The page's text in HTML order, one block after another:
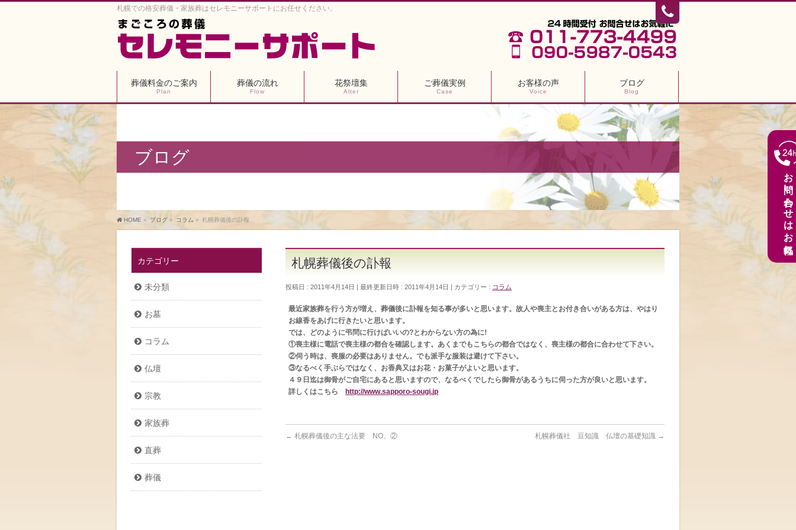
札幌での格安葬儀・家族葬はセレモニーサポートにお任せください。
お問い合わせはお気軽に
葬儀料金のご案内
Plan
葬儀の流れ
Flow
花祭壇集
Alter
ご葬儀実例
Case
お客様の声
Voice
ブログ
Blog
ブログ
HOME » ブログ » コラム » 札幌葬儀後の訃報
札幌葬儀後の訃報
投稿日 : 2011年4月14日 最終更新日時 : 2011年4月14日 カテゴリー : コラム
最近家族葬を行う方が増え、葬儀後に訃報を知る事が多いと思います。故人や喪主とお付き合いがある方は、やはり
お線香をあげに行きたいと思います。
では、どのように弔問に行けばいいの?とわからない方の為に!
①喪主様に電話で喪主様の都合を確認します。あくまでもこちらの都合ではなく、喪主様の都合に合わせて下さい。
②伺う時は、喪服の必要はありません。でも派手な服装は避けて下さい。
③なるべく手ぶらではなく、お香典又はお花・お菓子がよいと思います。
４９日迄は御骨がご自宅にあると思いますので、なるべくでしたら御骨があるうちに伺った方が良いと思います。
詳しくはこちら
http://www.sapporo-sougi.jp
← 札幌葬儀後の主な法要 NO、② 札幌葬儀社 豆知識 仏壇の基礎知識 →
カテゴリー
未分類
お墓
コラム
仏壇
宗教
家族葬
直葬
葬儀